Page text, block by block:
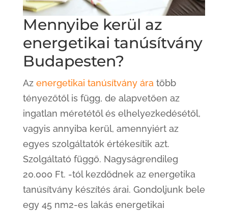
Mennyibe kerül az
energetikai tanúsítvány
Budapesten?
Az energetikai tanúsítvány ára több
tényezőtől is függ, de alapvetően az
ingatlan méretétől és elhelyezkedésétől,
vagyis annyiba kerül, amennyiért az
egyes szolgáltatók értékesítik azt.
Szolgáltató függő. Nagyságrendileg
20.000 Ft. -tól kezdődnek az energetika
tanúsítvány készítés árai. Gondoljunk bele
egy 45 nm2-es lakás energetikai